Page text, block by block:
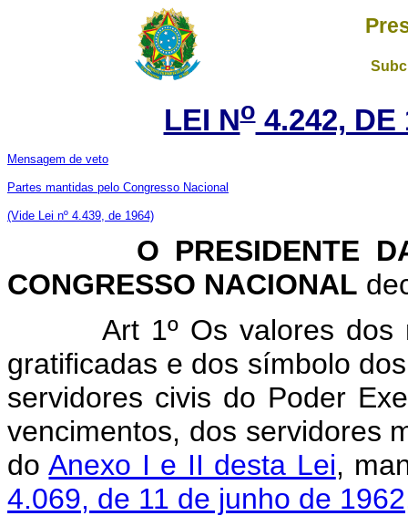
LEI No4.242, DE
Mensagem de veto
Partes mantidas pelo Congresso Nacional
(Vide Lei nº 4.439, de 1964)
O PRESIDENTE DA
CONGRESSO NACIONAL
Art 1º Os valores
gratificadas e dos símbolo
servidores civis do Poder
vencimentos, dos servidores
doAnexo I e II desta Lei,
4.069, de 11 de junho de 1962